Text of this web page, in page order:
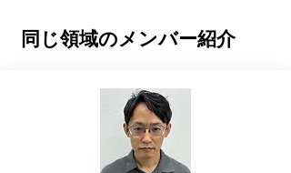
同じ領域のメンバー紹介